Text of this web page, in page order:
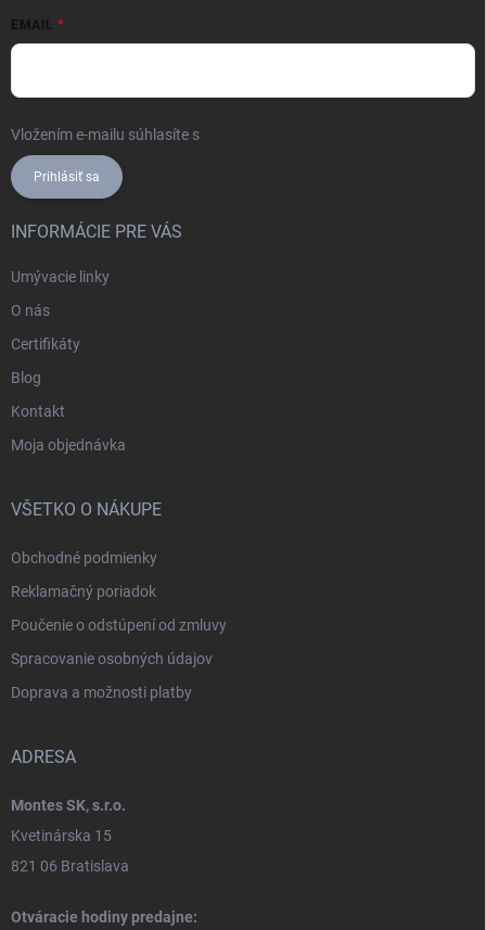
EMAIL
Vložením e-mailu súhlasíte s
Prihlásiť sa
INFORMÁCIE PRE VÁS
Umývacie linky
O nás
Certifikáty
Blog
Kontakt
Moja objednávka
VŠETKO O NÁKUPE
Obchodné podmienky
Reklamačný poriadok
Poučenie o odstúpení od zmluvy
Spracovanie osobných údajov
Doprava a možnosti platby
ADRESA
Montes SK, s.r.o.
Kvetinárska 15
821 06 Bratislava
Otváracie hodiny predajne: